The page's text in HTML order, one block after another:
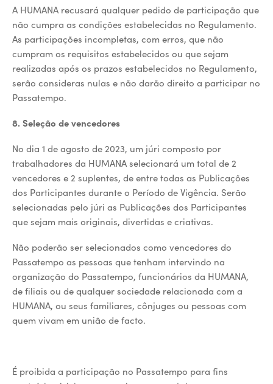
A HUMANA recusará qualquer pedido de participação que
não cumpra as condições estabelecidas no Regulamento.
As participações incompletas, com erros, que não
cumpram os requisitos estabelecidos ou que sejam
realizadas após os prazos estabelecidos no Regulamento,
serão consideras nulas e não darão direito a participar no
Passatempo.
8. Seleção de vencedores
No dia 1 de agosto de 2023, um júri composto por
trabalhadores da HUMANA selecionará um total de 2
vencedores e 2 suplentes, de entre todas as Publicações
dos Participantes durante o Período de Vigência. Serão
selecionadas pelo júri as Publicações dos Participantes
que sejam mais originais, divertidas e criativas.
Não poderão ser selecionados como vencedores do
Passatempo as pessoas que tenham intervindo na
organização do Passatempo, funcionários da HUMANA,
de filiais ou de qualquer sociedade relacionada com a
HUMANA, ou seus familiares, cônjuges ou pessoas com
quem vivam em união de facto.
É proibida a participação no Passatempo para fins